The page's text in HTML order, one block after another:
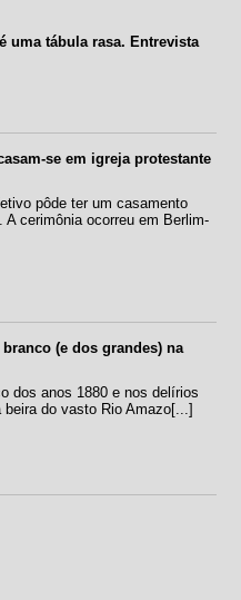
uma tábula rasa. Entrevista
se em igreja protestante
pôde ter um casamento
cerimônia ocorreu em Berlim-
(e dos grandes) na
dos anos 1880 e nos delírios
do vasto Rio Amazo[...]